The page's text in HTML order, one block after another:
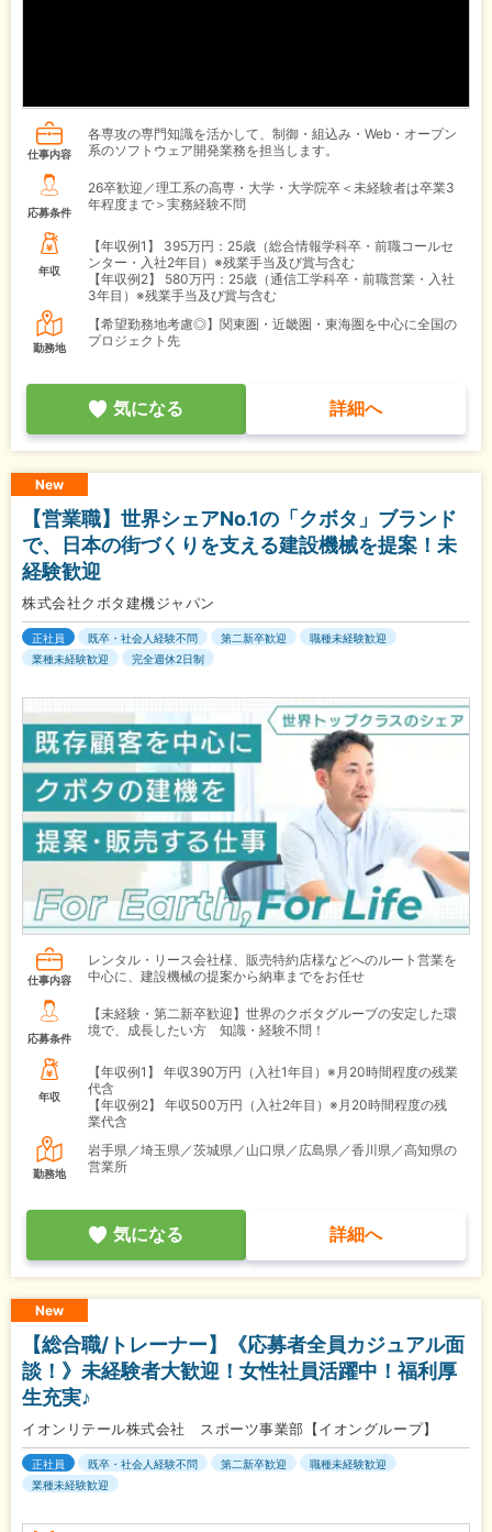
仕事内容
各専攻の専門知識を活かして、制御・組込み・Web・オープン
系のソフトウェア開発業務を担当します。
応募条件
26卒歓迎／理工系の高専・大学・大学院卒＜未経験者は卒業3
年程度まで＞実務経験不問
年収
【年収例1】
395万円：25歳（総合情報学科卒・前職コールセ
ンター・入社2年目）※残業手当及び賞与含む
【年収例2】
580万円：25歳（通信工学科卒・前職営業・入社
3年目）※残業手当及び賞与含む
勤務地
【希望勤務地考慮◎】関東圏・近畿圏・東海圏を中心に全国の
プロジェクト先
気になる 詳細へ
New
【営業職】世界シェアNo.1の「クボタ」ブランド
で、日本の街づくりを支える建設機械を提案！未
経験歓迎
株式会社クボタ建機ジャパン
正社員 既卒・社会人経験不問 第二新卒歓迎
職種未経験歓迎
業種未経験歓迎
完全週休2日制
仕事内容
レンタル・リース会社様、販売特約店様などへのルート営業を
中心に、建設機械の提案から納車までをお任せ
応募条件
【未経験・第二新卒歓迎】世界のクボタグルーブの安定した環
境で、成長したい方 知識・経験不問！
年収
【年収例1】
年収390万円（入社1年目）※月20時間程度の残業
代含
【年収例2】
年収500万円（入社2年目）※月20時間程度の残
業代含
勤務地
岩手県／埼玉県／茨城県／山口県／広島県／香川県／高知県の
営業所
気になる 詳細へ
New
【総合職/トレーナー】《応募者全員カジュアル面
談！》未経験者大歓迎！女性社員活躍中！福利厚
生充実♪
イオンリテール株式会社 スポーツ事業部【イオングループ】
正社員 既卒・社会人経験不問 第二新卒歓迎
職種未経験歓迎
業種未経験歓迎